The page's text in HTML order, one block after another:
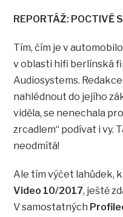
REPORTÁŽ: POCTIVĚ
Tím, čím je v
v oblasti hifi berlínská
Audiosystems.
nahlédnout do jejího
viděla, se nenechala
zrcadlem“ podívat i vy.
neodmítá!
Ale tím výčet lahůdek,
Video 10/2017, ještě
V samostatných